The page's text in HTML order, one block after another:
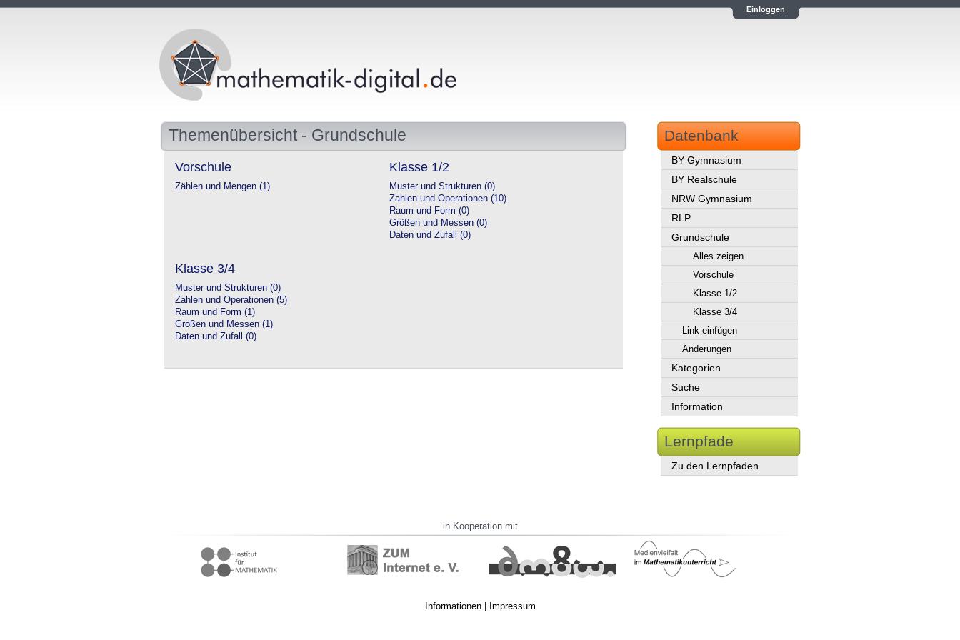
Einloggen
Themenübersicht - Grundschule
Vorschule
Zählen und Mengen (1)
Klasse 1/2
Muster und Strukturen (0)
Zahlen und Operationen (10)
Raum und Form (0)
Größen und Messen (0)
Daten und Zufall (0)
Klasse 3/4
Muster und Strukturen (0)
Zahlen und Operationen (5)
Raum und Form (1)
Größen und Messen (1)
Daten und Zufall (0)
Datenbank
BY Gymnasium
BY Realschule
NRW Gymnasium
RLP
Grundschule
Alles zeigen
Vorschule
Klasse 1/2
Klasse 3/4
Link einfügen
Änderungen
Kategorien
Suche
Information
Lernpfade
Zu den Lernpfaden
in Kooperation mit
Informationen| Impressum